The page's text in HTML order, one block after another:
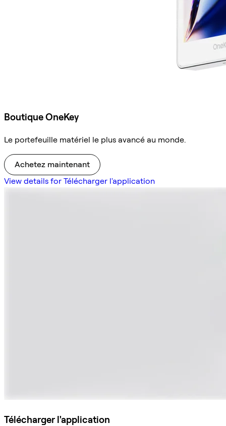
Boutique OneKey
Le portefeuille matériel le plus avancé au monde.
Achetez maintenant
View details for Télécharger l'application
Télécharger l'application